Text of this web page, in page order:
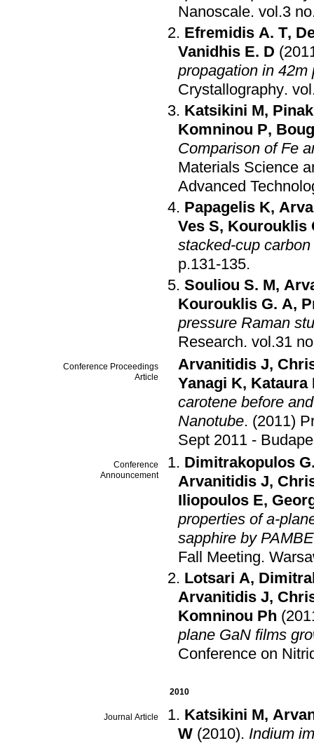
Nanoscale.
Efremidis A. T,
Vanidhis E. D
propagation in 42m
Crystallography.
Katsikini M,
Komninou P,
Comparison of Fe
Materials Science
Advanced
Papagelis K,
Ves S, Kourouklis
stacked-cup
p.131-135.
Souliou S. M,
Kourouklis G. A,
pressure Raman
Research.
Conference Proceedings
Article
Arvanitidis J,
Yanagi K, Kataura
carotene before
Nanotube. (2011)
Sept 2011 -
Conference
Announcement
Dimitrakopulos
Arvanitidis J,
Iliopoulos E,
properties of a-
sapphire by PAMBE
Fall Meeting.
Lotsari A,
Arvanitidis J,
Komninou Ph
plane GaN films
Conference on
2010
Journal Article Katsikini M,
W (2010). Indium